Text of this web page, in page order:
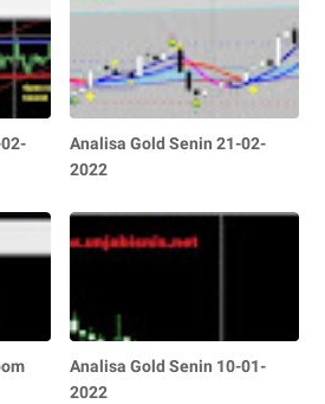
Analisa Gold Senin 21-02-
2022
Analisa Gold Senin 10-01-
2022